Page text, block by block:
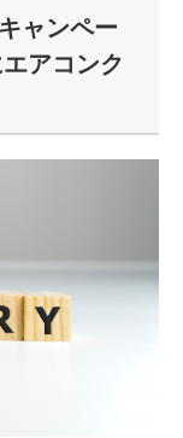
ャンペー
アコンク